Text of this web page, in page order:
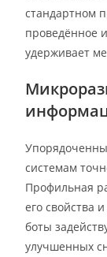
стандартном
проведённое
удерживает
системам
Профильная
его свойства
боты
улучшенных